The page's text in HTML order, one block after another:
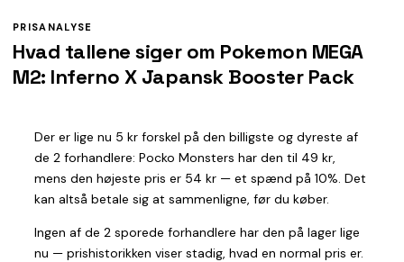
PRISANALYSE
Hvad tallene siger om Pokemon MEGA
M2: Inferno X Japansk Booster Pack
Der er lige nu 5 kr forskel på den billigste og dyreste af
de 2 forhandlere: Pocko Monsters har den til 49 kr,
mens den højeste pris er 54 kr — et spænd på 10%. Det
kan altså betale sig at sammenligne, før du køber.
Ingen af de 2 sporede forhandlere har den på lager lige
nu — prishistorikken viser stadig, hvad en normal pris er.